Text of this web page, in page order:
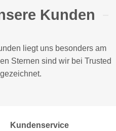
Kunden
liegt uns besonders am
Sternen sind wir bei Trusted
Kundenservice